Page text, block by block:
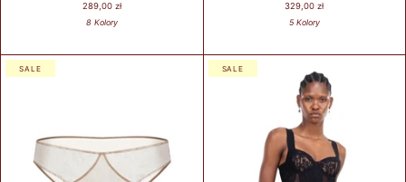
289,00 zł
8 Kolory
329,00 zł
5 Kolory
SALE SALE